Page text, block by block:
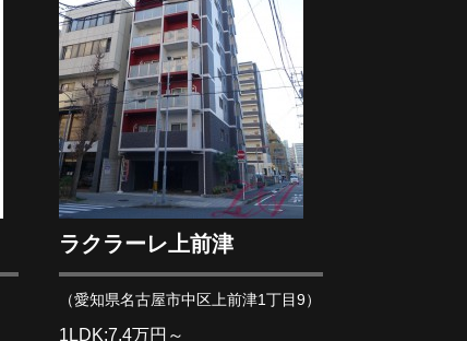
ラクラーレ上前津
（愛知県名古屋市中区上前津1丁目9）
1LDK:7.4万円～